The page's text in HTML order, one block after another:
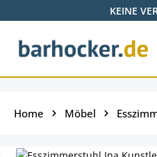
Zum Hauptinhalt springen
KEINE
Home Möbel